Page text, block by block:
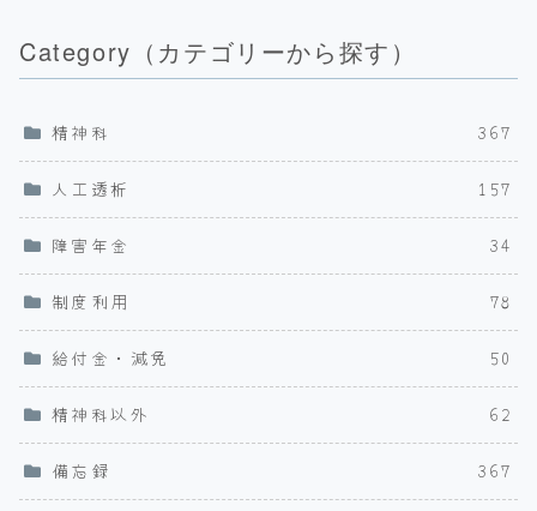
Category（カテゴリーから探す）
精神科 367
人工透析 157
障害年金 34
制度利用 78
給付金・減免 50
精神科以外 62
備忘録 367